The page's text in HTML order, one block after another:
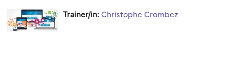
Trainer/in:Christophe Crombez